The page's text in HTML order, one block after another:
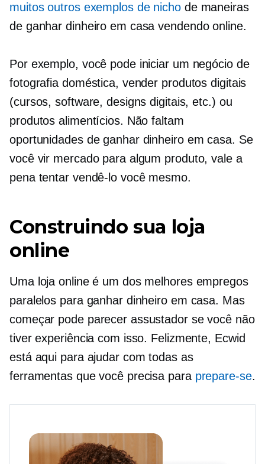
muitos outros exemplos de nichode maneiras
de ganhar dinheiro em casa vendendo online.
Por exemplo, você pode iniciar um negócio de
fotografia doméstica, vender produtos digitais
(cursos, software, designs digitais, etc.) ou
produtos alimentícios. Não faltam
oportunidades de ganhar dinheiro em casa. Se
você vir mercado para algum produto, vale a
pena tentar vendê-lo você mesmo.
Construindo sua loja
online
Uma loja online é um dos melhores empregos
paralelos para ganhar dinheiro em casa. Mas
começar pode parecer assustador se você não
tiver experiência com isso. Felizmente, Ecwid
está aqui para ajudar com todas as
ferramentas que você precisa para prepare-se.